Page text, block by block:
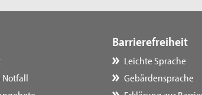
Notfall
Barrierefreiheit
Leichte Sprache
Gebärdensprache